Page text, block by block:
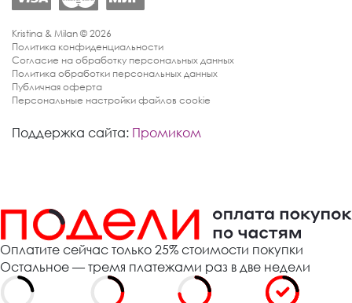
Kristina & Milan © 2026
Политика конфиденциальности
Согласие на обработку персональных данных
Политика обработки персональных данных
Публичная оферта
Персональные настройки файлов cookie
Поддержка сайта: Промиком
Оплатите сейчас только 25% стоимости покупки
Остальное — тремя платежами раз в две недели